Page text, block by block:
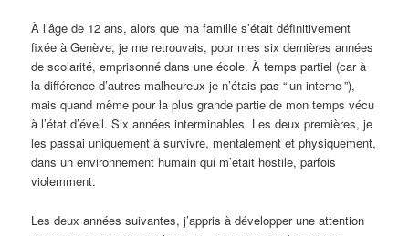
À l’âge de 12 ans, alors que ma famille s’était définitivement
fixée à Genève, je me retrouvais, pour mes six dernières années
de scolarité, emprisonné dans une école. À temps partiel (car à
la différence d’autres malheureux je n’étais pas “un interne”),
mais quand même pour la plus grande partie de mon temps vécu
à l’état d’éveil. Six années interminables. Les deux premières, je
les passai uniquement à survivre, mentalement et physiquement,
dans un environnement humain qui m’était hostile, parfois
violemment.
Les deux années suivantes, j’appris à développer une attention